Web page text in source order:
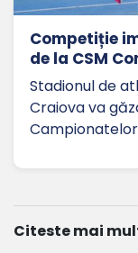
Competiție
de la CSM
Stadionul de
Craiova va
Citeste mai